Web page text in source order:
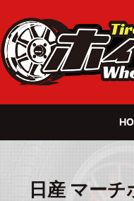
日産 マー